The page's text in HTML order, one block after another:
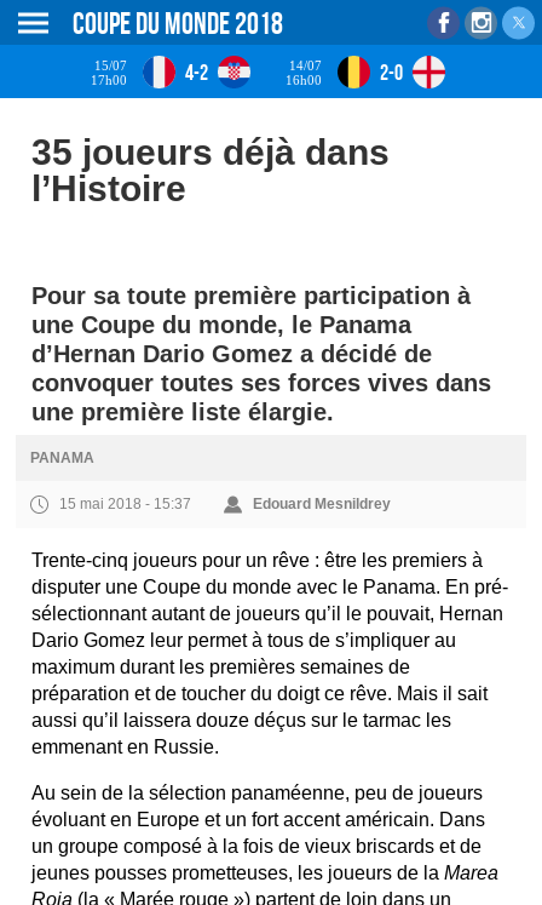
Coupe du monde 2018
15/07
17h00
4-2
14/07
16h00
2-0
35 joueurs déjà dans
l’Histoire
Pour sa toute première participation à
une Coupe du monde, le Panama
d’Hernan Dario Gomez a décidé de
convoquer toutes ses forces vives dans
une première liste élargie.
PANAMA
15 mai 2018 - 15:37 Edouard Mesnildrey
Trente-cinq joueurs pour un rêve : être les premiers à
disputer une Coupe du monde avec le Panama. En pré-
sélectionnant autant de joueurs qu’il le pouvait, Hernan
Dario Gomez leur permet à tous de s’impliquer au
maximum durant les premières semaines de
préparation et de toucher du doigt ce rêve. Mais il sait
aussi qu’il laissera douze déçus sur le tarmac les
emmenant en Russie.
Au sein de la sélection panaméenne, peu de joueurs
évoluant en Europe et un fort accent américain. Dans
un groupe composé à la fois de vieux briscards et de
jeunes pousses prometteuses, les joueurs de laMarea
Roja (la « Marée rouge ») partent de loin dans un